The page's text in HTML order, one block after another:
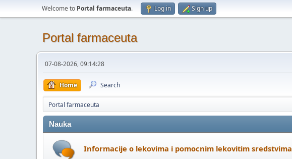
Welcome to Portal farmaceuta. Log in Sign up
Portal farmaceuta
07-08-2026, 09:14:28
Home Search
Portal farmaceuta
Nauka
Informacije o lekovima i pomocnim lekovitim sredstvima